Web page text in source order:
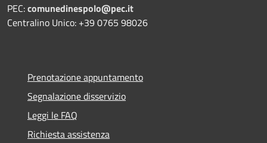
PEC:comunedinespolo@pec.it
Centralino Unico: +39 0765 98026
Prenotazione appuntamento
Segnalazione disservizio
Leggi le FAQ
Richiesta assistenza